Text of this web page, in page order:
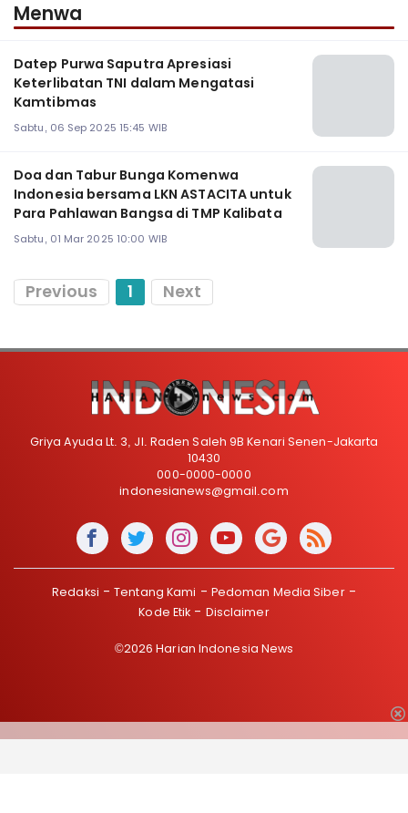
Menwa
Datep Purwa Saputra Apresiasi
Keterlibatan TNI dalam Mengatasi
Kamtibmas
Sabtu, 06 Sep 2025 15:45 WIB
Doa dan Tabur Bunga Komenwa
Indonesia bersama LKN ASTACITA untuk
Para Pahlawan Bangsa di TMP Kalibata
Sabtu, 01 Mar 2025 10:00 WIB
Previous 1 Next
Griya Ayuda Lt. 3, Jl. Raden Saleh 9B Kenari Senen-Jakarta
10430
000-0000-0000
indonesianews@gmail.com
Redaksi Tentang Kami
Pedoman Media Siber
Kode Etik
Disclaimer
©2026 Harian Indonesia News